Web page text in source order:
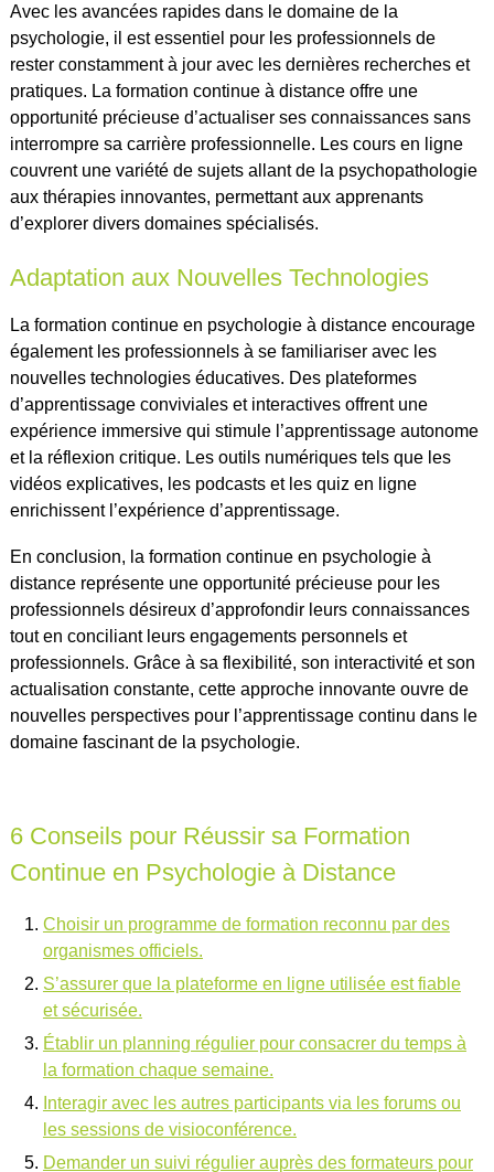
Avec les avancées rapides dans le domaine de la
psychologie, il est essentiel pour les professionnels de
rester constamment à jour avec les dernières recherches et
pratiques. La formation continue à distance offre une
opportunité précieuse d’actualiser ses connaissances sans
interrompre sa carrière professionnelle. Les cours en ligne
couvrent une variété de sujets allant de la psychopathologie
aux thérapies innovantes, permettant aux apprenants
d’explorer divers domaines spécialisés.
Adaptation aux Nouvelles Technologies
La formation continue en psychologie à distance encourage
également les professionnels à se familiariser avec les
nouvelles technologies éducatives. Des plateformes
d’apprentissage conviviales et interactives offrent une
expérience immersive qui stimule l’apprentissage autonome
et la réflexion critique. Les outils numériques tels que les
vidéos explicatives, les podcasts et les quiz en ligne
enrichissent l’expérience d’apprentissage.
En conclusion, la formation continue en psychologie à
distance représente une opportunité précieuse pour les
professionnels désireux d’approfondir leurs connaissances
tout en conciliant leurs engagements personnels et
professionnels. Grâce à sa flexibilité, son interactivité et son
actualisation constante, cette approche innovante ouvre de
nouvelles perspectives pour l’apprentissage continu dans le
domaine fascinant de la psychologie.
6 Conseils pour Réussir sa Formation
Continue en Psychologie à Distance
Choisir un programme de formation reconnu par des
organismes officiels.
S’assurer que la plateforme en ligne utilisée est fiable
et sécurisée.
Établir un planning régulier pour consacrer du temps à
la formation chaque semaine.
Interagir avec les autres participants via les forums ou
les sessions de visioconférence.
Demander un suivi régulier auprès des formateurs pour